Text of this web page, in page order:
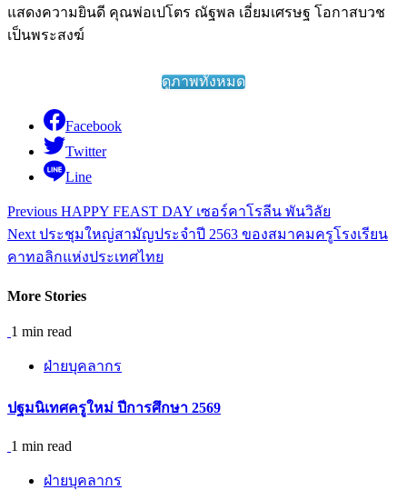
แสดงความยินดี คุณพ่อเปโตร ณัฐพล เอี่ยมเศรษฐ โอกาสบวช
เป็นพระสงฆ์
ดูภาพทั้งหมด
Facebook
Twitter
Line
Continue
Reading
Previous HAPPY FEAST DAY เซอร์คาโรลีน พันวิลัย
Next ประชุมใหญ่สามัญประจำปี 2563 ของสมาคมครูโรงเรียน
คาทอลิกแห่งประเทศไทย
More Stories
1 min read
ฝ่ายบุคลากร
ปฐมนิเทศครูใหม่ ปีการศึกษา 2569
1 min read
ฝ่ายบุคลากร